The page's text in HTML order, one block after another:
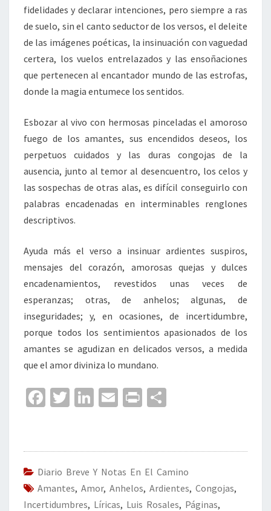
fidelidades y declarar intenciones, pero siempre a ras
de suelo, sin el canto seductor de los versos, el deleite
de las imágenes poéticas, la insinuación con vaguedad
certera, los vuelos entrelazados y las ensoñaciones
que pertenecen al encantador mundo de las estrofas,
donde la magia entumece los sentidos.
Esbozar al vivo con hermosas pinceladas el amoroso
fuego de los amantes, sus encendidos deseos, los
perpetuos cuidados y las duras congojas de la
ausencia, junto al temor al desencuentro, los celos y
las sospechas de otras alas, es difícil conseguirlo con
palabras encadenadas en interminables renglones
descriptivos.
Ayuda más el verso a insinuar ardientes suspiros,
mensajes del corazón, amorosas quejas y dulces
encadenamientos, revestidos unas veces de
esperanzas; otras, de anhelos; algunas, de
inseguridades; y, en ocasiones, de incertidumbre,
porque todos los sentimientos apasionados de los
amantes se agudizan en delicados versos, a medida
que el amor diviniza lo mundano.
Fa
o
o
k
T
er
Li
dI
n
E
l
Pr
p
ar
tir
Diario Breve Y Notas En El Camino
Amantes, Amor, Anhelos, Ardientes, Congojas,
Incertidumbres, Líricas, Luis Rosales, Páginas,